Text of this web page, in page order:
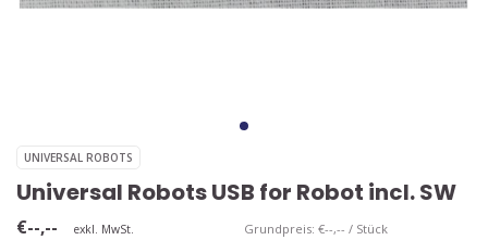
UNIVERSAL ROBOTS
Universal Robots USB for Robot incl. SW
€--,-- exkl. MwSt. Grundpreis: €--,-- / Stück